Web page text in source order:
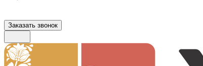
Заказать звонок